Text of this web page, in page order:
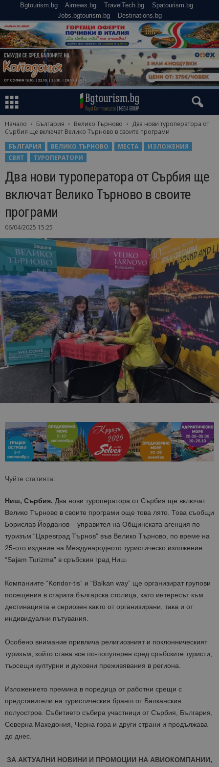
Bgtourism.bg Airnews.bg TravelTech.bg
Spatourism.bg
Jobs.bgtourism.bg
Destinations.bg
Начало България Велико Търново
Два нови туроператора от
Сърбия ще включат Велико Търново в своите програми
БЪЛГАРИЯ
ВЕЛИКО ТЪРНОВО МЕСТА
ИЗЛОЖЕНИЯ
СВЯТ
ТУРОПЕРАТОРИ
Два нови туроператора от Сърбия ще
включат Велико Търново в своите
програми
06/04/2025 15:25
Чуйте статията:
Ниш, Сърбия. Два нови туроператора от Сърбия ще включат
Велико Търново в своите програми още това лято. Това съобщи
Борислав Йорданов – управител на Общинската агенция по
туризъм “Царевград Търнов” във Велико Търново, по време на
25-ото издание на Международното туристическо изложение
“Sajam Turizma” в сръбския град Ниш.
Компаниите “Kondor-tis” и “Balkan way” ще организират групови
посещения в старата българска столица, като интересът към
дестинацията е сериозен както от организирани, така и от
индивидуални пътувания.
Особено внимание привлича религиозният и поклонническият
туризъм, който става все по-популярен сред сръбските туристи,
търсещи културни и духовни преживявания в региона.
Изложението премина в поредица от работни срещи с
представители на туристическия бранш от Балканския
полуостров. Събитието събира участници от Сърбия, България,
Северна Македония, Черна гора и други страни и продължава
до днес.
ЗА АКТУАЛНИ НОВИНИ И ПРОМОЦИИ НА АВИОКОМПАНИИ,